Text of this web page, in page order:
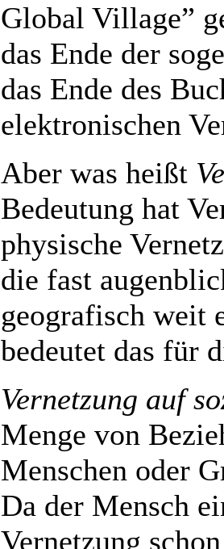
Global Village”
das Ende der
das Ende des
elektronischen
Aber was heißt
Bedeutung hat
physische
die fast
geografisch weit
bedeutet das für
Vernetzung auf
Menge von
Menschen oder
Da der Mensch
Vernetzung